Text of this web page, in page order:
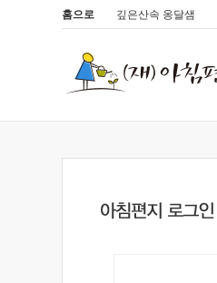
홈으로 깊은산속 옹달샘